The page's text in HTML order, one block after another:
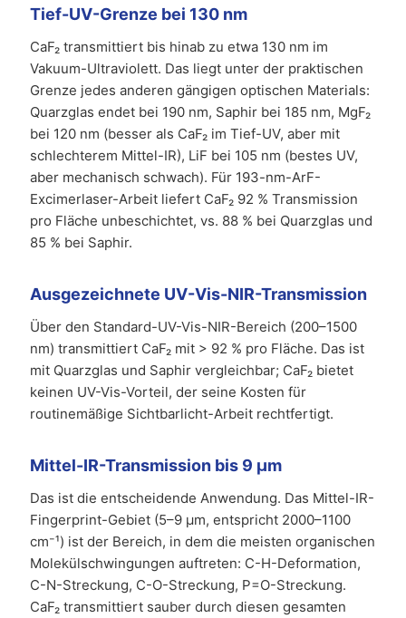
Tief-UV-Grenze bei 130 nm
CaF₂ transmittiert bis hinab zu etwa 130 nm im
Vakuum-Ultraviolett. Das liegt unter der praktischen
Grenze jedes anderen gängigen optischen Materials:
Quarzglas endet bei 190 nm, Saphir bei 185 nm, MgF₂
bei 120 nm (besser als CaF₂ im Tief-UV, aber mit
schlechterem Mittel-IR), LiF bei 105 nm (bestes UV,
aber mechanisch schwach). Für 193-nm-ArF-
Excimerlaser-Arbeit liefert CaF₂ 92 % Transmission
pro Fläche unbeschichtet, vs. 88 % bei Quarzglas und
85 % bei Saphir.
Ausgezeichnete UV-Vis-NIR-Transmission
Über den Standard-UV-Vis-NIR-Bereich (200–1500
nm) transmittiert CaF₂ mit > 92 % pro Fläche. Das ist
mit Quarzglas und Saphir vergleichbar; CaF₂ bietet
keinen UV-Vis-Vorteil, der seine Kosten für
routinemäßige Sichtbarlicht-Arbeit rechtfertigt.
Mittel-IR-Transmission bis 9 µm
Das ist die entscheidende Anwendung. Das Mittel-IR-
Fingerprint-Gebiet (5–9 µm, entspricht 2000–1100
cm⁻¹) ist der Bereich, in dem die meisten organischen
Molekülschwingungen auftreten: C-H-Deformation,
C-N-Streckung, C-O-Streckung, P=O-Streckung.
CaF₂ transmittiert sauber durch diesen gesamten